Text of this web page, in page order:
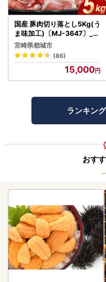
国産 豚肉切り落とし5Kg(う
ま味加工)〔MJ-3647〕_(
都城市) 豚肉切り落とし
宮崎県都城市
(86)
15,000
ランキン
おす